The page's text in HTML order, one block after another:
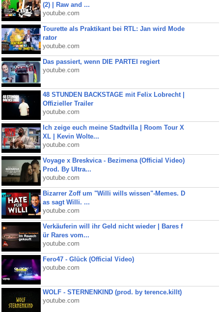
(2) | Raw and ...
youtube.com
Tourette als Praktikant bei RTL: Jan wird Mode
rator
youtube.com
Das passiert, wenn DIE PARTEI regiert
youtube.com
48 STUNDEN BACKSTAGE mit Felix Lobrecht |
Offizieller Trailer
youtube.com
Ich zeige euch meine Stadtvilla | Room Tour X
XL | Kevin Wolte...
youtube.com
Voyage x Breskvica - Bezimena (Official Video)
Prod. By Ultra...
youtube.com
Bizarrer Zoff um "Willi wills wissen"-Memes. D
as sagt Willi. ...
youtube.com
Verkäuferin will ihr Geld nicht wieder | Bares f
ür Rares vom...
youtube.com
Fero47 - Glück (Official Video)
youtube.com
WOLF - STERNENKIND (prod. by terence.killt)
youtube.com